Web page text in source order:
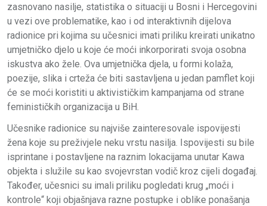
zasnovano nasilje, statistika o situaciji u Bosni i Hercegovini
u vezi ove problematike, kao i od interaktivnih dijelova
radionice pri kojima su učesnici imati priliku kreirati unikatno
umjetničko djelo u koje će moći inkorporirati svoja osobna
iskustva ako žele. Ova umjetnička djela, u formi kolaža,
poezije, slika i crteža će biti sastavljena u jedan pamflet koji
će se moći koristiti u aktivističkim kampanjama od strane
feminističkih organizacija u BiH.
Učesnike radionice su najviše zainteresovale ispovijesti
žena koje su preživjele neku vrstu nasilja. Ispovijesti su bile
isprintane i postavljene na raznim lokacijama unutar Kawa
objekta i služile su kao svojevrstan vodič kroz cijeli događaj.
Također, učesnici su imali priliku pogledati krug „moći i
kontrole“ koji objašnjava razne postupke i oblike ponašanja